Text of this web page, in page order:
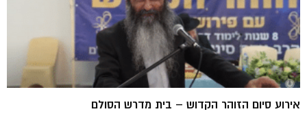
אירוע סיום הזוהר הקדוש – בית מדרש הסולם